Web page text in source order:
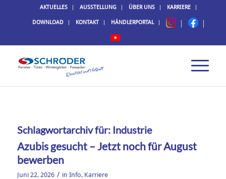
AKTUELLES AUSSTELLUNG ÜBER UNS KARRIERE
DOWNLOAD KONTAKT HÄNDLERPORTAL
Schlagwortarchiv für: Industrie
Azubis gesucht – Jetzt noch für August
bewerben
Juni 22, 2026 / in Info, Karriere